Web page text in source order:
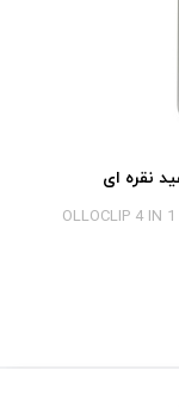
OLLOCLIP 4 IN